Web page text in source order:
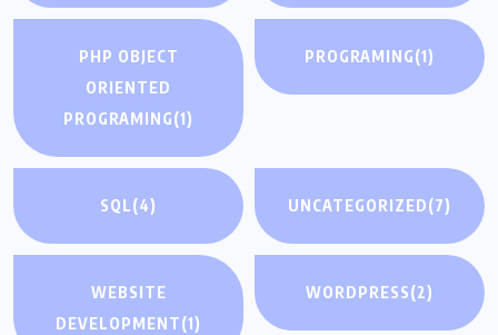
PHP OBJECT
ORIENTED
PROGRAMING(1)
PROGRAMING(1)
SQL(4) UNCATEGORIZED(7)
WEBSITE
DEVELOPMENT(1)
WORDPRESS(2)